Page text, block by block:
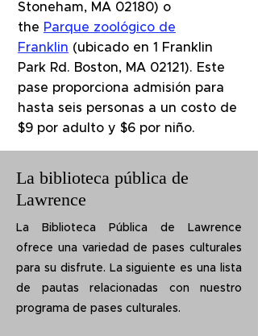
Stoneham, MA 02180) o
the Parque zoológico de
Franklin (ubicado en 1 Franklin
Park Rd. Boston, MA 02121). Este
pase proporciona admisión para
hasta seis personas a un costo de
$9 por adulto y $6 por niño.
La biblioteca pública de
Lawrence
La Biblioteca Pública de Lawrence
ofrece una variedad de pases culturales
para su disfrute. La siguiente es una lista
de pautas relacionadas con nuestro
programa de pases culturales.